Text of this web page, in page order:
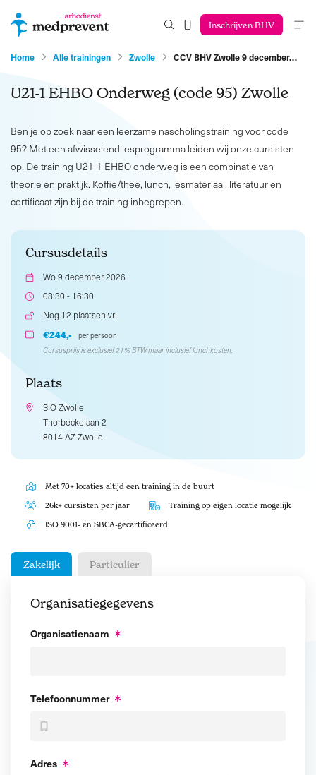
Inschrijven BHV
Home Alle trainingen Zwolle CCV BHV Zwolle 9 december…
U21-1 EHBO Onderweg (code 95) Zwolle
Ben je op zoek naar een leerzame nascholingstraining voor code
95? Met een afwisselend lesprogramma leiden wij onze cursisten
op. De training U21-1 EHBO onderweg is een combinatie van
theorie en praktijk. Koffie/thee, lunch, lesmateriaal, literatuur en
certificaat zijn bij de training inbegrepen.
Cursusdetails
Wo 9 december 2026
08:30 - 16:30
Nog 12 plaatsen vrij
€244,-
per persoon
Cursusprijs is exclusief 21% BTW maar inclusief lunchkosten.
Plaats
SIO Zwolle
Thorbeckelaan 2
8014 AZ Zwolle
Met 70+ locaties altijd een training in de buurt
26k+ cursisten per jaar Training op eigen locatie mogelijk
ISO 9001- en SBCA-gecertificeerd
Zakelijk Particulier
Organisatiegegevens
Organisatienaam
Telefoonnummer
Adres